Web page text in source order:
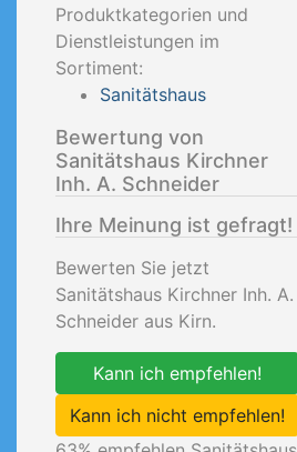
Produktkategorien und
Dienstleistungen im
Sortiment:
Sanitätshaus
Bewertung von
Sanitätshaus Kirchner
Inh. A. Schneider
Ihre Meinung ist gefragt!
Bewerten Sie jetzt
Sanitätshaus Kirchner Inh. A.
Schneider aus Kirn.
Kann ich empfehlen!
Kann ich nicht empfehlen!